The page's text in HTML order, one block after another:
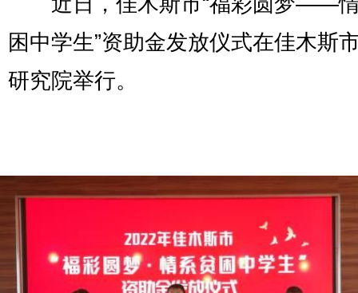
困中学生”资助金发放仪式在佳木斯
研究院举行。